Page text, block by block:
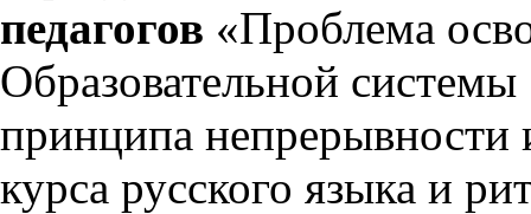
педагогов «Проблема
Образовательной
принципа непрерывности
курса русского языка и